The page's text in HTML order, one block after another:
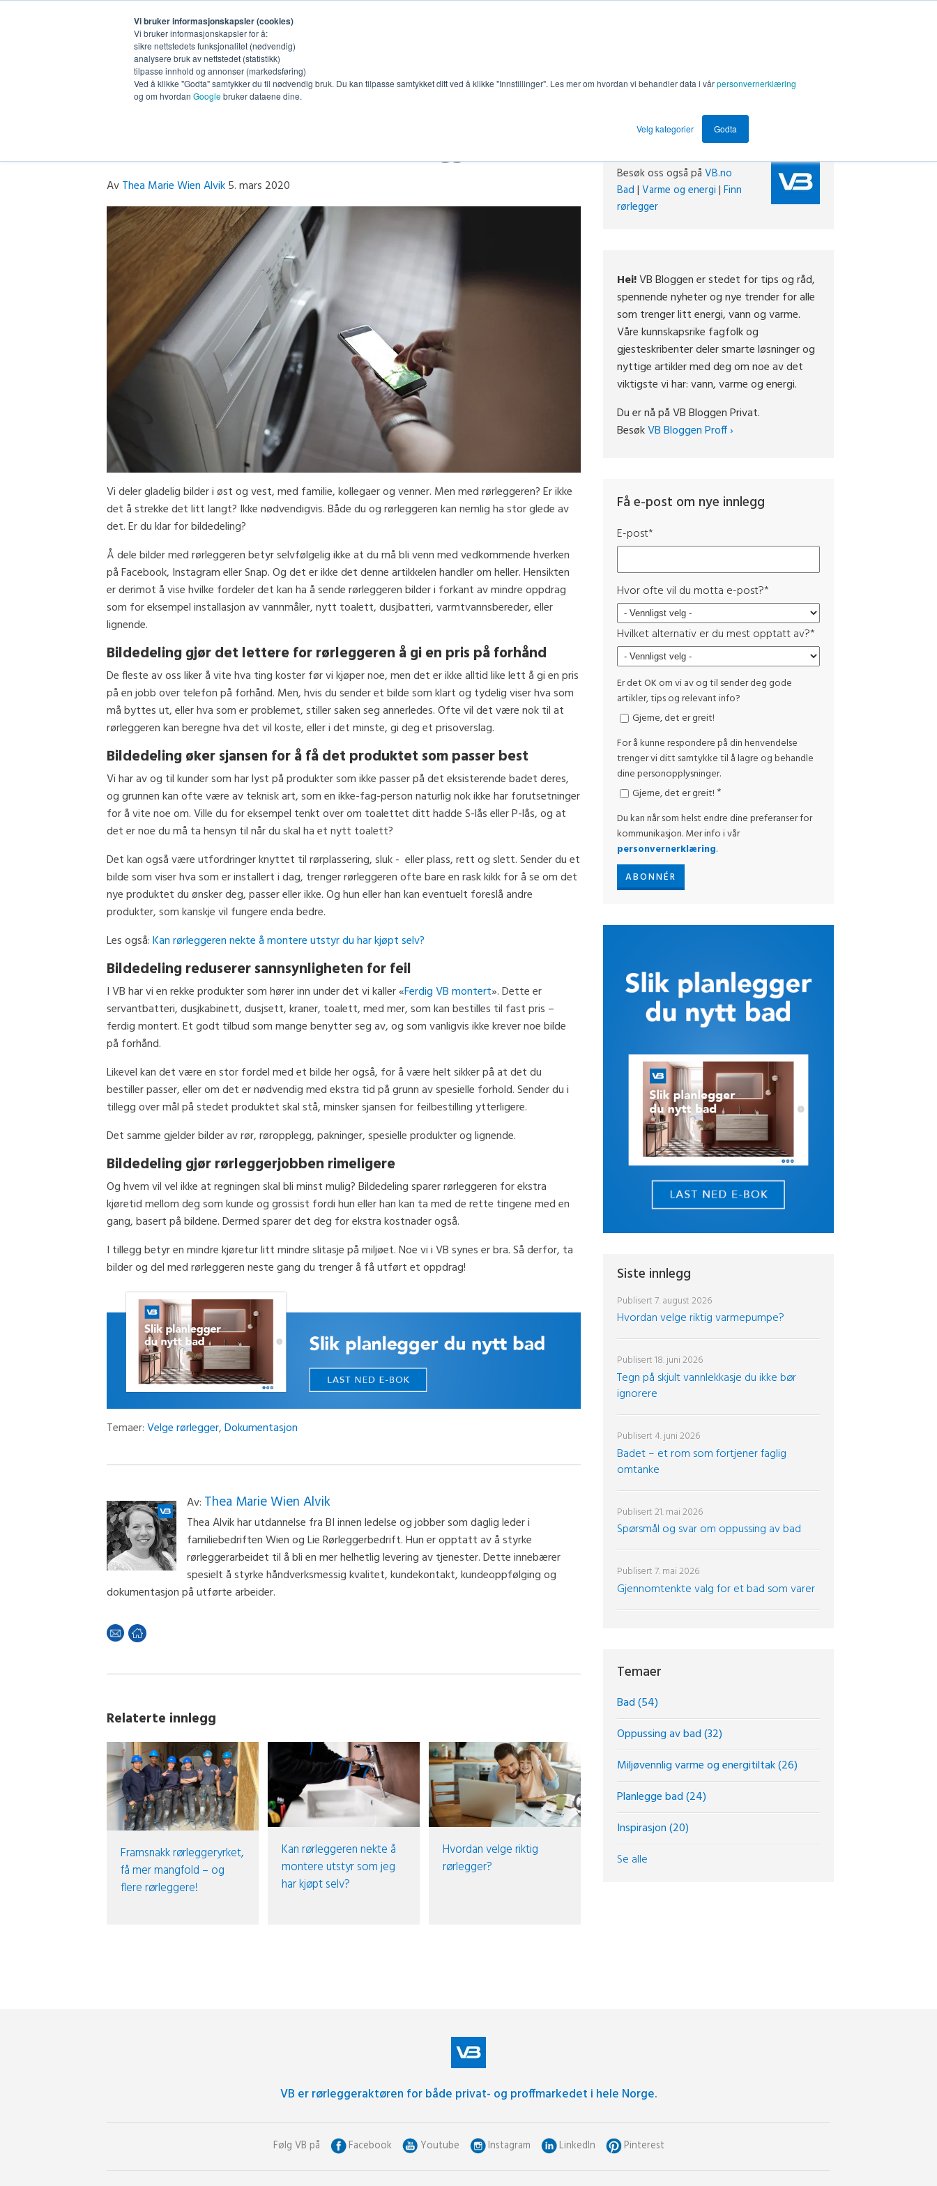
Vi bruker informasjonskapsler (cookies)
Vi bruker informasjonskapsler for å:
sikre nettstedets funksjonalitet (nødvendig)
analysere bruk av nettstedet (statistikk)
tilpasse innhold og annonser (markedsføring)
Ved å klikke "Godta" samtykker du til nødvendig bruk. Du kan tilpasse samtykket ditt ved å klikke "Innstillinger". Les mer om hvordan vi behandler data i vårpersonvernerklæring
og om hvordan Googlebruker dataene dine.
Velg kategorier Godta
Derfor bør du dele bilder med rørleggeren
AvThea Marie Wien Alvik5. mars 2020
Vi deler gladelig bilder i øst og vest, med familie, kollegaer og venner. Men med rørleggeren? Er ikke
det å strekke det litt langt? Ikke nødvendigvis. Både du og rørleggeren kan nemlig ha stor glede av
det. Er du klar for bildedeling?
Å dele bilder med rørleggeren betyr selvfølgelig ikke at du må bli venn med vedkommende hverken
på Facebook, Instagram eller Snap. Og det er ikke det denne artikkelen handler om heller. Hensikten
er derimot å vise hvilke fordeler det kan ha å sende rørleggeren bilder i forkant av mindre oppdrag
som for eksempel installasjon av vannmåler, nytt toalett, dusjbatteri, varmtvannsbereder, eller
lignende.
Bildedeling gjør det lettere for rørleggeren å gi en pris på forhånd
De fleste av oss liker å vite hva ting koster før vi kjøper noe, men det er ikke alltid like lett å gi en pris
på en jobb over telefon på forhånd. Men, hvis du sender et bilde som klart og tydelig viser hva som
må byttes ut, eller hva som er problemet, stiller saken seg annerledes. Ofte vil det være nok til at
rørleggeren kan beregne hva det vil koste, eller i det minste, gi deg et prisoverslag.
Bildedeling øker sjansen for å få det produktet som passer best
Vi har av og til kunder som har lyst på produkter som ikke passer på det eksisterende badet deres,
og grunnen kan ofte være av teknisk art, som en ikke-fag-person naturlig nok ikke har forutsetninger
for å vite noe om. Ville du for eksempel tenkt over om toalettet ditt hadde S-lås eller P-lås, og at
det er noe du må ta hensyn til når du skal ha et nytt toalett?
Det kan også være utfordringer knyttet til rørplassering, sluk - eller plass, rett og slett. Sender du et
bilde som viser hva som er installert i dag, trenger rørleggeren ofte bare en rask kikk for å se om det
nye produktet du ønsker deg, passer eller ikke. Og hun eller han kan eventuelt foreslå andre
produkter, som kanskje vil fungere enda bedre.
Les også:Kan rørleggeren nekte å montere utstyr du har kjøpt selv?
Bildedeling reduserer sannsynligheten for feil
I VB har vi en rekke produkter som hører inn under det vi kaller «Ferdig VB montert». Dette er
servantbatteri, dusjkabinett, dusjsett, kraner, toalett, med mer, som kan bestilles til fast pris –
ferdig montert. Et godt tilbud som mange benytter seg av, og som vanligvis ikke krever noe bilde
på forhånd.
Likevel kan det være en stor fordel med et bilde her også, for å være helt sikker på at det du
bestiller passer, eller om det er nødvendig med ekstra tid på grunn av spesielle forhold. Sender du i
tillegg over mål på stedet produktet skal stå, minsker sjansen for feilbestilling ytterligere.
Det samme gjelder bilder av rør, røropplegg, pakninger, spesielle produkter og lignende.
Bildedeling gjør rørleggerjobben rimeligere
Og hvem vil vel ikke at regningen skal bli minst mulig? Bildedeling sparer rørleggeren for ekstra
kjøretid mellom deg som kunde og grossist fordi hun eller han kan ta med de rette tingene med en
gang, basert på bildene. Dermed sparer det deg for ekstra kostnader også.
I tillegg betyr en mindre kjøretur litt mindre slitasje på miljøet. Noe vi i VB synes er bra. Så derfor, ta
bilder og del med rørleggeren neste gang du trenger å få utført et oppdrag!
Temaer:Velge rørlegger,Dokumentasjon
Av: Thea Marie Wien Alvik
Thea Alvik har utdannelse fra BI innen ledelse og jobber som daglig leder i
familiebedriften Wien og Lie Rørleggerbedrift. Hun er opptatt av å styrke
rørleggerarbeidet til å bli en mer helhetlig levering av tjenester. Dette innebærer
spesielt å styrke håndverksmessig kvalitet, kundekontakt, kundeoppfølging og
dokumentasjon på utførte arbeider.
Relaterte innlegg
Framsnakk rørleggeryrket,
få mer mangfold – og
flere rørleggere!
Kan rørleggeren nekte å
montere utstyr som jeg
har kjøpt selv?
Hvordan velge riktig
rørlegger?
Besøk oss også på VB.no
Bad | Varme og energi | Finn
rørlegger
Hei!VB Bloggen er stedet for tips og råd,
spennende nyheter og nye trender for alle
som trenger litt energi, vann og varme.
Våre kunnskapsrike fagfolk og
gjesteskribenter deler smarte løsninger og
nyttige artikler med deg om noe av det
viktigste vi har: vann, varme og energi.
Du er nå på VB Bloggen Privat.
BesøkVB Bloggen Proff ›
Få e-post om nye innlegg
E-post*
Hvor ofte vil du motta e-post?*
Hvilket alternativ er du mest opptatt av?*
Er det OK om vi av og til sender deg gode
artikler, tips og relevant info?
Gjerne, det er greit!
For å kunne respondere på din henvendelse
trenger vi ditt samtykke til å lagre og behandle
dine personopplysninger.
Gjerne, det er greit! *
Du kan når som helst endre dine preferanser for
kommunikasjon. Mer info i vår
personvernerklæring.
Siste innlegg
Hvordan velge riktig varmepumpe?
Publisert7. august 2026
Tegn på skjult vannlekkasje du ikke bør
ignorere
Publisert18. juni 2026
Badet – et rom som fortjener faglig
omtanke
Publisert 4. juni 2026
Spørsmål og svar om oppussing av bad
Publisert21. mai 2026
Gjennomtenkte valg for et bad som varer
Publisert7. mai 2026
Temaer
Bad(54)
Oppussing av bad(32)
Miljøvennlig varme og energitiltak(26)
Planlegge bad(24)
Inspirasjon(20)
Se alle
VB er rørleggeraktøren for både privat- og proffmarkedet i hele Norge.
Følg VB på Facebook Youtube Instagram LinkedIn Pinterest